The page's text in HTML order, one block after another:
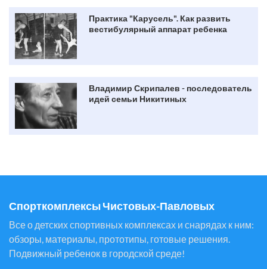
Практика "Карусель". Как развить
вестибулярный аппарат ребенка
Владимир Скрипалев - последователь
идей семьи Никитиных
Спорткомплексы Чистовых-Павловых
Все о детских спортивных комплексах и снарядах к ним:
обзоры, материалы, прототипы, готовые решения.
Подвижный ребенок в городской среде!